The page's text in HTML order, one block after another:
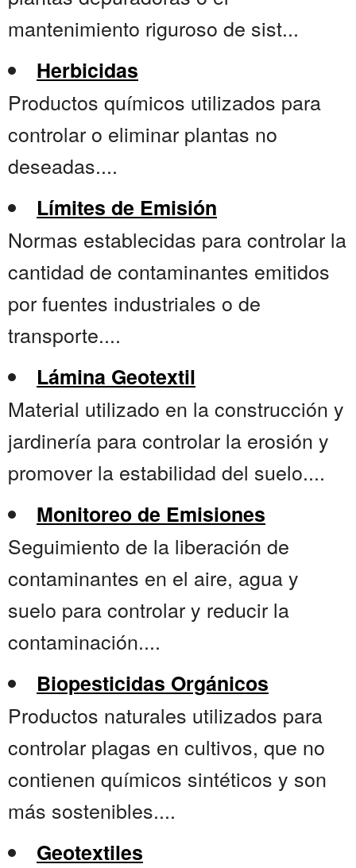
mantenimiento riguroso de sist...
Herbicidas
Productos químicos utilizados para
controlar o eliminar plantas no
deseadas....
Límites de Emisión
Normas establecidas para controlar la
cantidad de contaminantes emitidos
por fuentes industriales o de
transporte....
Lámina Geotextil
Material utilizado en la construcción y
jardinería para controlar la erosión y
promover la estabilidad del suelo....
Monitoreo de Emisiones
Seguimiento de la liberación de
contaminantes en el aire, agua y
suelo para controlar y reducir la
contaminación....
Biopesticidas Orgánicos
Productos naturales utilizados para
controlar plagas en cultivos, que no
contienen químicos sintéticos y son
más sostenibles....
Geotextiles